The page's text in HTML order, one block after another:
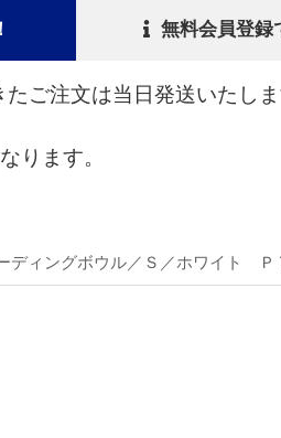
無料会員登録
ご注文は当日発送いたしま
ります。
ディングボウル／Ｓ／ホワイト Ｐ